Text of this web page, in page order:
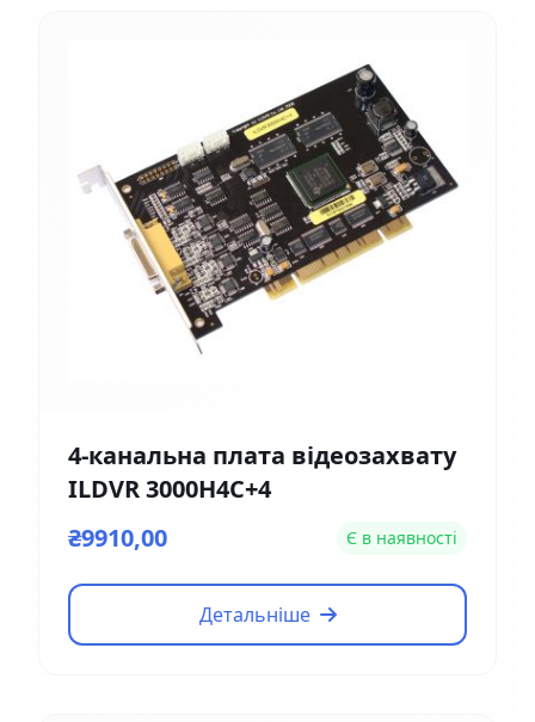
4-канальна плата відеозахвату
ILDVR 3000H4C+4
₴9910,00
Є в наявності
Детальніше